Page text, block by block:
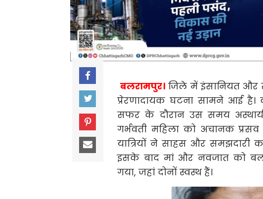
बलरामपुर। जिले में इंसानियत
प्रेरणादायक घटना सामने आई है।
सफर के दौरान उस समय
गर्भवती महिला को अचानक
यात्रियों ने साहस और समझदारी
इसके बाद मां और नवजात को
गया, जहां दोनों स्वस्थ हैं।